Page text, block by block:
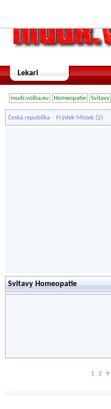
Lekari
mudr.volba.eu Homeopatie Svitavy
Česká republika - Frýdek-Místek (2)
Svitavy Homeopatie
1 2 9